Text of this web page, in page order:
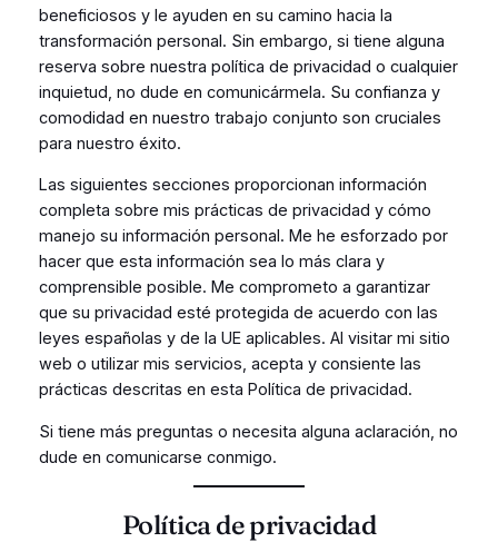
beneficiosos y le ayuden en su camino hacia la
transformación personal. Sin embargo, si tiene alguna
reserva sobre nuestra política de privacidad o cualquier
inquietud, no dude en comunicármela. Su confianza y
comodidad en nuestro trabajo conjunto son cruciales
para nuestro éxito.
Las siguientes secciones proporcionan información
completa sobre mis prácticas de privacidad y cómo
manejo su información personal. Me he esforzado por
hacer que esta información sea lo más clara y
comprensible posible. Me comprometo a garantizar
que su privacidad esté protegida de acuerdo con las
leyes españolas y de la UE aplicables. Al visitar mi sitio
web o utilizar mis servicios, acepta y consiente las
prácticas descritas en esta Política de privacidad.
Si tiene más preguntas o necesita alguna aclaración, no
dude en comunicarse conmigo.
Política de privacidad